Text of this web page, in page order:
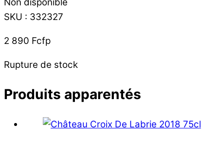
Non disponible
SKU : 332327
2 890 Fcfp
Rupture de stock
Produits apparentés